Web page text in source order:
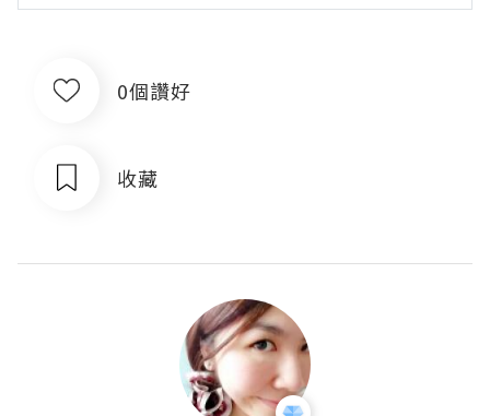
0個讚好
收藏